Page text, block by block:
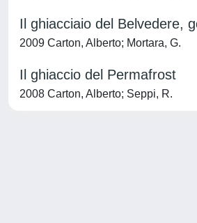
Il ghiacciaio del Belvedere,
2009 Carton, Alberto; Mortara, G.
Il ghiaccio del Permafrost
2008 Carton, Alberto; Seppi, R.